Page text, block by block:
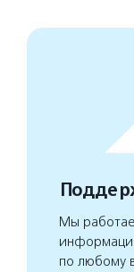
Мы
по любому